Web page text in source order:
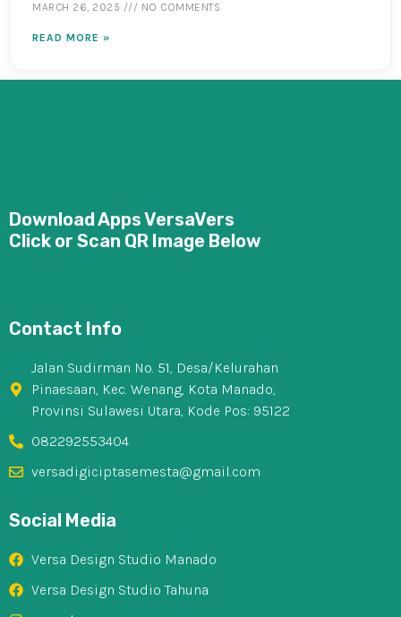
MARCH 26, 2025 NO COMMENTS
READ MORE »
Download Apps VersaVers
Click or Scan QR Image Below
Contact Info
Jalan Sudirman No. 51, Desa/Kelurahan
Pinaesaan, Kec. Wenang, Kota Manado,
Provinsi Sulawesi Utara, Kode Pos: 95122
082292553404
versadigiciptasemesta@gmail.com
Social Media
Versa Design Studio Manado
Versa Design Studio Tahuna